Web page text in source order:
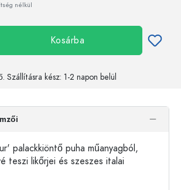
nélkül
Kosárba
Szállításra kész: 1-2 napon belül
palackkiöntő puha műanyagból,
teszi likőrjei és szeszes italai